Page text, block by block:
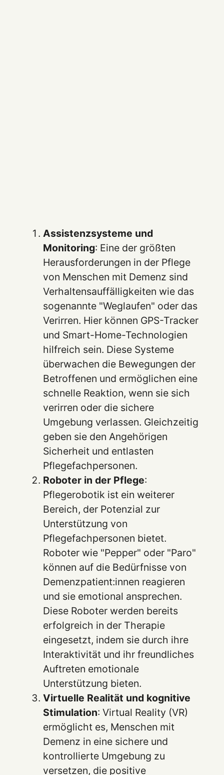
Assistenzsysteme und
Monitoring: Eine der größten
Herausforderungen in der Pflege
von Menschen mit Demenz sind
Verhaltensauffälligkeiten wie das
sogenannte "Weglaufen" oder das
Verirren. Hier können GPS-Tracker
und Smart-Home-Technologien
hilfreich sein. Diese Systeme
überwachen die Bewegungen der
Betroffenen und ermöglichen eine
schnelle Reaktion, wenn sie sich
verirren oder die sichere
Umgebung verlassen. Gleichzeitig
geben sie den Angehörigen
Sicherheit und entlasten
Pflegefachpersonen.
Roboter in der Pflege:
Pflegerobotik ist ein weiterer
Bereich, der Potenzial zur
Unterstützung von
Pflegefachpersonen bietet.
Roboter wie "Pepper" oder "Paro"
können auf die Bedürfnisse von
Demenzpatient:innen reagieren
und sie emotional ansprechen.
Diese Roboter werden bereits
erfolgreich in der Therapie
eingesetzt, indem sie durch ihre
Interaktivität und ihr freundliches
Auftreten emotionale
Unterstützung bieten.
Virtuelle Realität und kognitive
Stimulation: Virtual Reality (VR)
ermöglicht es, Menschen mit
Demenz in eine sichere und
kontrollierte Umgebung zu
versetzen, die positive